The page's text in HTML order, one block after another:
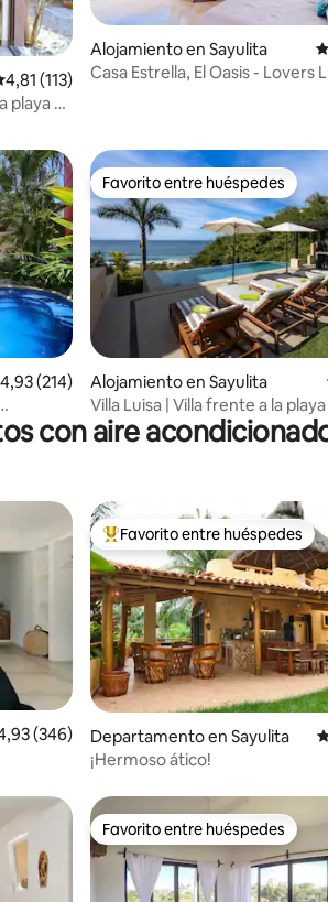
promedio: 4,81 de 5. 113
4,81 (113)
playa &
Alojamiento en Sayulita
Casa Estrella, El Oasis - Lovers Luxury 360
promedio: 4,93 de 5. 214
4,93 (214)
Favorito entre huéspedes
Favorito entre huéspedes
Alojamiento en Sayulita
Villa Luisa | Villa frente a la
dormitorios con piscina
con aire
promedio: 4,93 de 5. 346
(346)
Favorito entre los huéspedes
Favorito entre huéspedes
Departamento en Sayulita
¡Hermoso ático!
Favorito entre huéspedes
Favorito entre huéspedes